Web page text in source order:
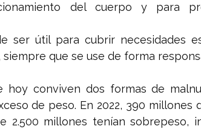
del cuerpo y para
ser útil para cubrir necesidades
que se use de forma
hoy conviven dos formas de
de peso. En 2022, 390 millones
2.500 millones tenían sobrepeso,